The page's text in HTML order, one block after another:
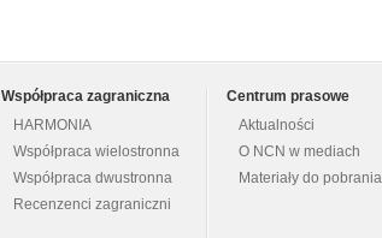
Współpraca zagraniczna
HARMONIA
Współpraca wielostronna
Współpraca dwustronna
Recenzenci zagraniczni
Centrum prasowe
Aktualności
O NCN w mediach
Materiały do pobrania